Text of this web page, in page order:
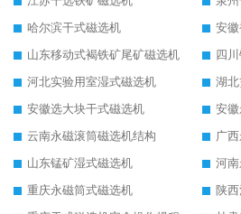
哈尔滨干式磁选机
安
山东移动式褐铁矿尾矿磁选机
四
河北实验用室湿式磁选机
湖
安徽选大块干式磁选机
安
云南永磁滚筒磁选机结构
广
山东锰矿湿式磁选机
河
重庆永磁筒式磁选机
陕